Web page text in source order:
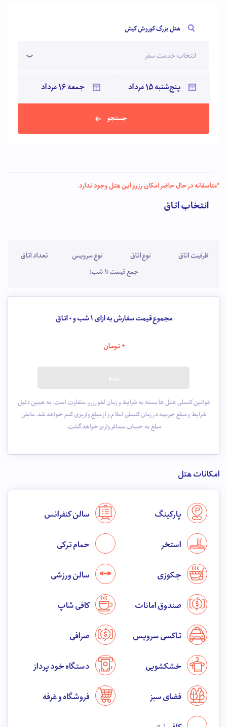
هتل بزرگ کوروش کیش
انتخاب خدمت سفر
جستجو
*متاسفانه در حال حاضر امکان رزرو این هتل وجود ندارد.
انتخاب اتاق
ظرفیت اتاق نوع اتاق نوع سرویس
تعداد اتاق
جمع قیمت (1 شب)
مجموع قیمت سفارش به ازای 1 شب و 0اتاق
0تومان
قوانین کنسلی هتل ها بسته به شرایط و زمان لغو رزرو، متفاوت است. به همین دلیل
شرایط و مبلغ جریمه در زمان کنسلی اعلام و از مبلغ واریزی کسر خواهد شد. مابقی
مبلغ به حساب مسافر واریز خواهد گشت.
امکانات هتل
پارکینگ سالن کنفرانس
استخر حمام ترکی
جکوزی سالن ورزشی
صندوق امانات کافی شاپ
تاکسی سرویس صرافی
خشکشویی دستگاه خود پرداز
فضای سبز فروشگاه و غرفه